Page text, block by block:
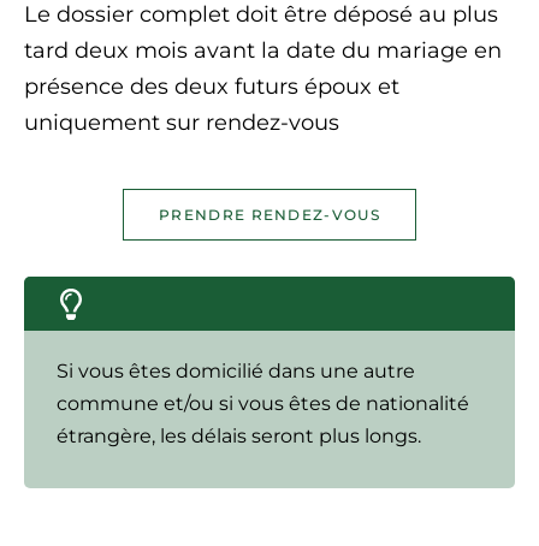
Le dossier complet doit être déposé au plus
tard deux mois avant la date du mariage en
présence des deux futurs époux et
uniquement sur rendez-vous
PRENDRE RENDEZ-VOUS
Si vous êtes domicilié dans une autre
commune et/ou si vous êtes de nationalité
étrangère, les délais seront plus longs.